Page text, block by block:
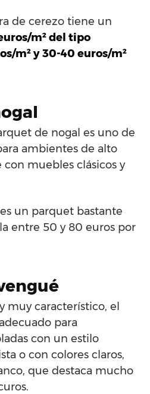
de cerezo tiene un
m² del tipo
m² y 30-40 euros/m²
de nogal es uno de
ambientes de alto
muebles clásicos y
un parquet bastante
entre 50 y 80 euros por
muy característico, el
para
con un estilo
o con colores claros,
que destaca mucho